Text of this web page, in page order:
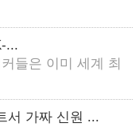
...
들은 이미 세계 최
서 가짜 신원 ...